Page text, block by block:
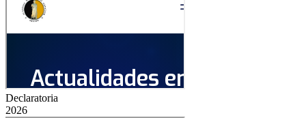
Declaratoria
2026